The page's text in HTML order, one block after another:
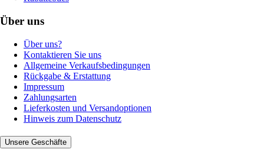
Über uns
Über uns?
Kontaktieren Sie uns
Allgemeine Verkaufsbedingungen
Rückgabe & Erstattung
Impressum
Zahlungsarten
Lieferkosten und Versandoptionen
Hinweis zum Datenschutz
Unsere Geschäfte